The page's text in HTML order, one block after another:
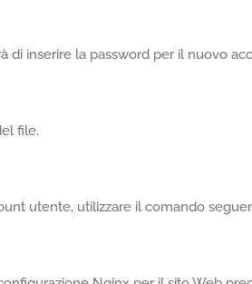
di inserire la password per il nuovo
file.
utente, utilizzare il comando